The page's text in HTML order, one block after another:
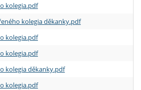
kolegia.pdf
kolegia děkanky.pdf
kolegia.pdf
kolegia.pdf
kolegia děkanky.pdf
kolegia.pdf